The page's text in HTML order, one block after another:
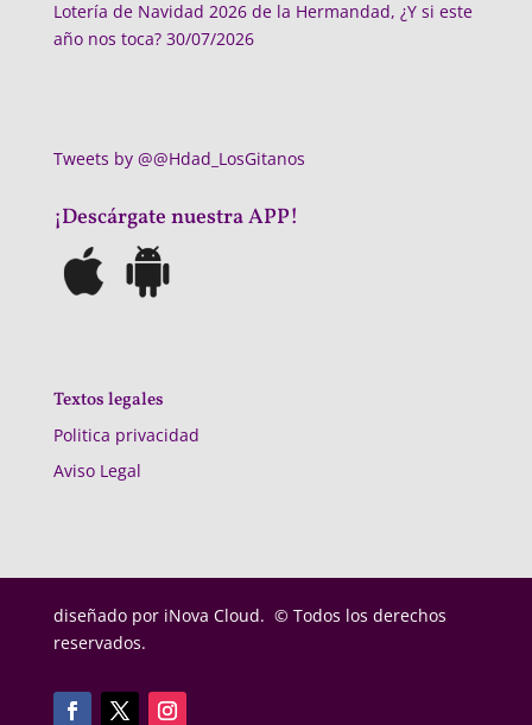
Lotería de Navidad 2026 de la Hermandad, ¿Y si este
año nos toca? 30/07/2026
Tweets by @@Hdad_LosGitanos
¡Descárgate nuestra APP!
Textos legales
Politica privacidad
Aviso Legal
diseñado por iNova Cloud. © Todos los derechos
reservados.